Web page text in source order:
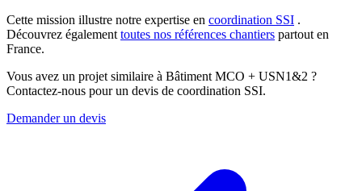
Cette mission illustre notre expertise en coordination SSI .
Découvrez également toutes nos références chantiers partout en
France.
Vous avez un projet similaire à Bâtiment MCO + USN1&2 ?
Contactez-nous pour un devis de coordination SSI.
Demander un devis